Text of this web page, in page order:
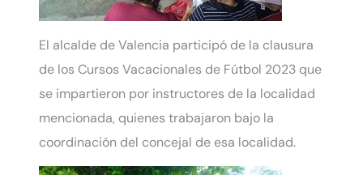
El alcalde de Valencia participó de la clausura
de los Cursos Vacacionales de Fútbol 2023 que
se impartieron por instructores de la localidad
mencionada, quienes trabajaron bajo la
coordinación del concejal de esa localidad.